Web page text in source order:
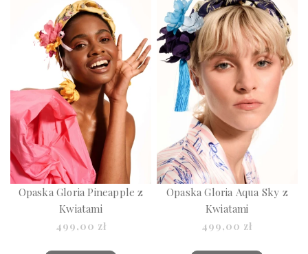
Opaska Gloria Pineapple z
Kwiatami
499,00 zł
Opaska Gloria Aqua Sky z
Kwiatami
499,00 zł